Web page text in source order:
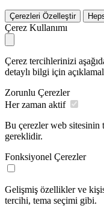
Çerezleri Özelleştir
Çerez Kullanımı
Çerez tercihlerinizi
detaylı bilgi için
Zorunlu Çerezler
Her zaman aktif
Bu çerezler web
gereklidir.
Fonksiyonel Çerezler
Gelişmiş özellikler ve
tercihi, tema seçimi gibi.